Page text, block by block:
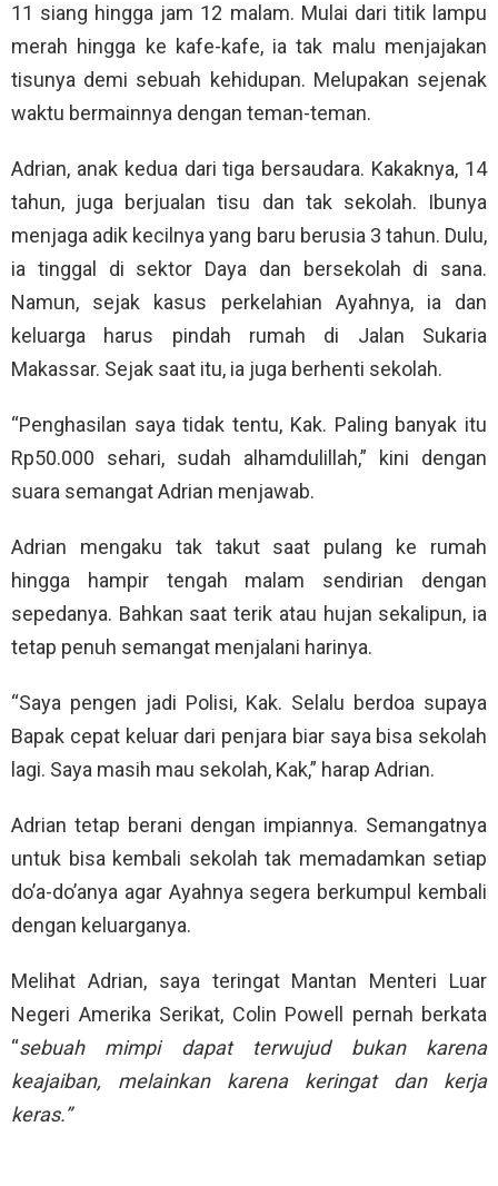
11 siang hingga jam 12 malam. Mulai dari titik lampu
merah hingga ke kafe-kafe, ia tak malu menjajakan
tisunya demi sebuah kehidupan. Melupakan sejenak
waktu bermainnya dengan teman-teman.
Adrian, anak kedua dari tiga bersaudara. Kakaknya, 14
tahun, juga berjualan tisu dan tak sekolah. Ibunya
menjaga adik kecilnya yang baru berusia 3 tahun. Dulu,
ia tinggal di sektor Daya dan bersekolah di sana.
Namun, sejak kasus perkelahian Ayahnya, ia dan
keluarga harus pindah rumah di Jalan Sukaria
Makassar. Sejak saat itu, ia juga berhenti sekolah.
“Penghasilan saya tidak tentu, Kak. Paling banyak itu
Rp50.000 sehari, sudah alhamdulillah,” kini dengan
suara semangat Adrian menjawab.
Adrian mengaku tak takut saat pulang ke rumah
hingga hampir tengah malam sendirian dengan
sepedanya. Bahkan saat terik atau hujan sekalipun, ia
tetap penuh semangat menjalani harinya.
“Saya pengen jadi Polisi, Kak. Selalu berdoa supaya
Bapak cepat keluar dari penjara biar saya bisa sekolah
lagi. Saya masih mau sekolah, Kak,” harap Adrian.
Adrian tetap berani dengan impiannya. Semangatnya
untuk bisa kembali sekolah tak memadamkan setiap
do’a-do’anya agar Ayahnya segera berkumpul kembali
dengan keluarganya.
Melihat Adrian, saya teringat Mantan Menteri Luar
Negeri Amerika Serikat, Colin Powell pernah berkata
“sebuah mimpi dapat terwujud bukan karena
keajaiban, melainkan karena keringat dan kerja
keras.”